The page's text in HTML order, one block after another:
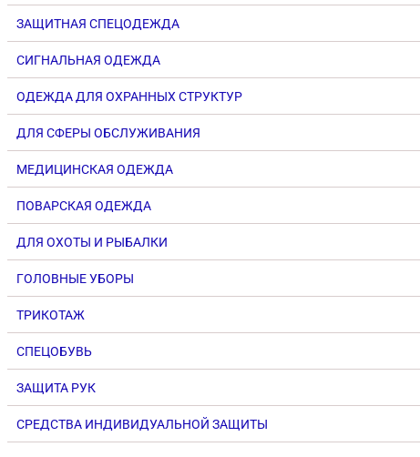
ЗАЩИТНАЯ СПЕЦОДЕЖДА
СИГНАЛЬНАЯ ОДЕЖДА
ОДЕЖДА ДЛЯ ОХРАННЫХ СТРУКТУР
ДЛЯ СФЕРЫ ОБСЛУЖИВАНИЯ
МЕДИЦИНСКАЯ ОДЕЖДА
ПОВАРСКАЯ ОДЕЖДА
ДЛЯ ОХОТЫ И РЫБАЛКИ
ГОЛОВНЫЕ УБОРЫ
ТРИКОТАЖ
СПЕЦОБУВЬ
ЗАЩИТА РУК
СРЕДСТВА ИНДИВИДУАЛЬНОЙ ЗАЩИТЫ